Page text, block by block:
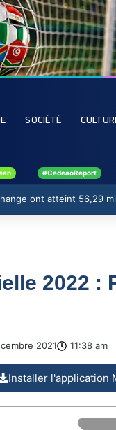
SOCIÉTÉ
#CedeaoReport
ont atteint 56,29
2022 :
2021 11:38 am
Installer l'application